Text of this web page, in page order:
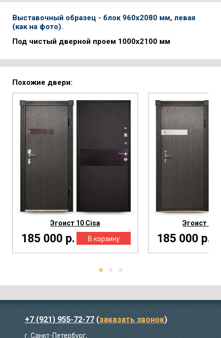
Выставочный образец - блок 960х2080 мм, левая
(как на фото).
Под чистый дверной проем 1000х2100 мм
Похожие двери:
Эгоист 10 Cisa
185 000 р.
Эгоист 10-
185 000 р.
+7 (921) 955-72-77 (заказать звонок)
г. Санкт-Петербург,